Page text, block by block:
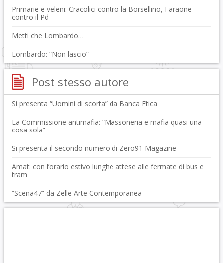
Primarie e veleni: Cracolici contro la Borsellino, Faraone
contro il Pd
Metti che Lombardo…
Lombardo: “Non lascio”
Post stesso autore
Si presenta “Uomini di scorta” da Banca Etica
La Commissione antimafia: “Massoneria e mafia quasi una
cosa sola”
Si presenta il secondo numero di Zero91 Magazine
Amat: con l’orario estivo lunghe attese alle fermate di bus e
tram
“Scena47” da Zelle Arte Contemporanea